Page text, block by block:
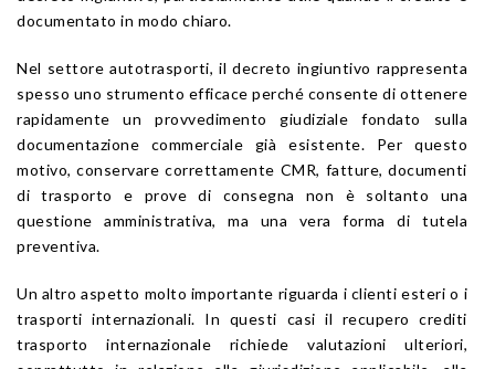
documentato in modo chiaro.
Nel settore autotrasporti, il decreto ingiuntivo rappresenta
spesso uno strumento efficace perché consente di ottenere
rapidamente un provvedimento giudiziale fondato sulla
documentazione commerciale già esistente. Per questo
motivo, conservare correttamente CMR, fatture, documenti
di trasporto e prove di consegna non è soltanto una
questione amministrativa, ma una vera forma di tutela
preventiva.
Un altro aspetto molto importante riguarda i clienti esteri o i
trasporti internazionali. In questi casi il recupero crediti
trasporto internazionale richiede valutazioni ulteriori,